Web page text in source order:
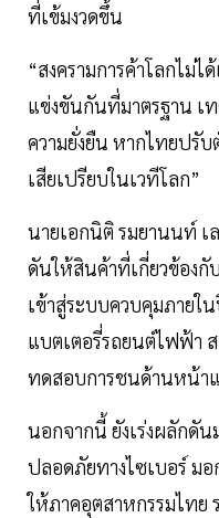
ที่เข้มงวดขึ้น
“สงครามการค้าโลกไม่
แข่งขันกันที่มาตรฐาน เ
ความยั่งยืน หากไทยปรั
เสียเปรียบในเวทีโลก”
นายเอกนิติ รมยานนท์ เ
ดันให้สินค้าที่เกี่ยวข้องกั
เข้าสู่ระบบควบคุมภายใ
แบตเตอรี่รถยนต์ไฟฟ้า ส
ทดสอบการชนด้านหน้า
นอกจากนี้ ยังเร่งผลักดั
ปลอดภัยทางไซเบอร์ ม
ให้ภาคอุตสาหกรรมไทย